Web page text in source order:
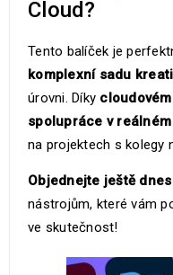
Cloud?
Tento balíček je
komplexní sadu
úrovni. Díky
spolupráce v
na projektech s kolegy
Objednejte ještě dnes
nástrojům, které vám
ve skutečnost!